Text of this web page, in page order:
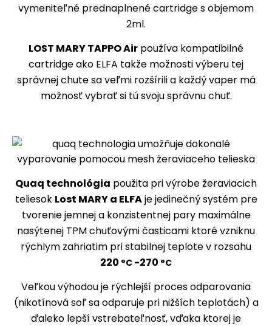
vymeniteľné prednaplnené cartridge s objemom
2ml.
LOST MARY TAPPO Air používa kompatibilné
cartridge ako ELFA takže možnosti výberu tej
správnej chute sa veľmi rozšírili a každý vaper má
možnosť vybrať si tú svoju správnu chuť.
Quaq technológia použita pri výrobe žeraviacich
teliesok Lost MARY a ELFAje jedinečný systém pre
tvorenie jemnej a konzistentnej pary maximálne
nasýtenej TPM chuťovými časticami ktoré vzniknu
rýchlym zahriatim pri stabilnej teplote v rozsahu
220 °C -270 °C
Veľkou výhodou je rýchlejší proces odparovania
(nikotínová soľ sa odparuje pri nižších teplotách) a
ďaleko lepší vstrebateľnosť, vďaka ktorej je